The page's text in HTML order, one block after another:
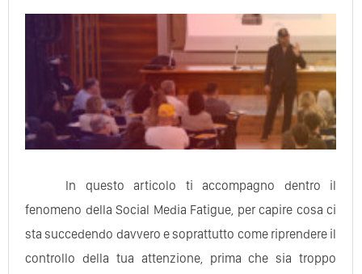
In questo articolo ti accompagno dentro il
fenomeno della Social Media Fatigue, per capire cosa ci
sta succedendo davvero e soprattutto come riprendere il
controllo della tua attenzione, prima che sia troppo